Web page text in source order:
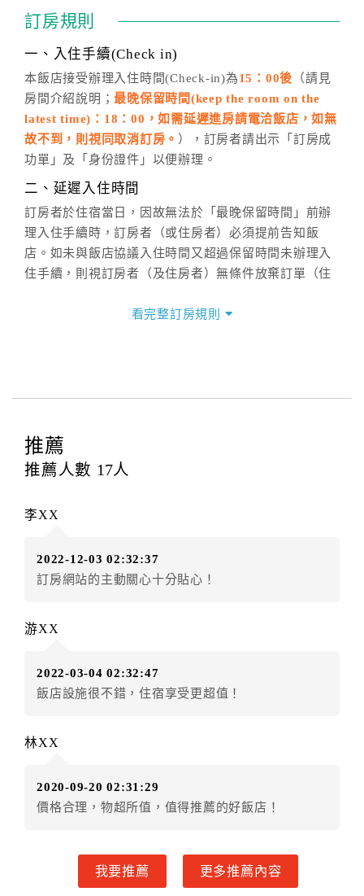
話方式異動訂單。
※非客服時間之申辦異動，皆為次日計算及辦理。
五、客服時間
週一至週日，上午9:00～晚上6:00
六、聯絡方式
週一至週日：客服聯絡單、LINE@
訂房規則
一、入住手續(Check in)
本飯店接受辦理入住時間(Check-in)為15：00後 （請見
房間介紹說明；最晚保留時間(keep the room on the
latest time)：18：00，如需延遲進房請電洽飯店，如無
故不到，則視同取消訂房。 ），訂房者請出示「訂房成
功單」及「身份證件」以便辦理。
二、延遲入住時間
訂房者於住宿當日，因故無法於「最晚保留時間」前辦
理入住手續時，訂房者（或住房者）必須提前告知飯
店。如未與飯店協議入住時間又超過保留時間未辦理入
住手續，則視訂房者（及住房者）無條件放棄訂單（住
三、退房手續(Check out)
訂房者應於
提出申辦不得異動訂單。
每筆訂單異動限定
訂單異動後，訂單費用總計大於原訂單費用總計時，訂
訂單異動後，訂單費用總計小於原訂單費用總計時，訂
房者不得要求退其差額。（限原訂飯店）
．訂房者因故辦理訂單異動，本飯店可接受
（提出申辦日為保留起算日）
．訂房者使用「保留住宿金額」時，請注意！為避免飯
件放棄訂單（住宿權益）。 （限原訂飯店使用）
．訂單異動後，訂單費用總計大於原訂單費用總計時，
訂房者不得要求退其差額。限原訂飯店
六、取消訂單
看完整訂房規則
推薦
推薦人數 17人
李XX
2022-12-03 02:32:37
訂房網站的主動關心十分貼心！
游XX
2022-03-04 02:32:47
飯店設施很不錯，住宿享受更超值！
林XX
2020-09-20 02:31:29
價格合理，物超所值，值得推薦的好飯店！
我要推薦 更多推薦內容